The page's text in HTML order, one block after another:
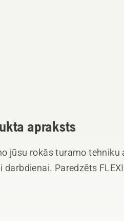
apraksts
jūsu rokās turamo
darbdienai. Paredzēts